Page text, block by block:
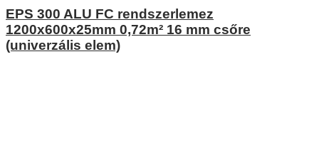
EPS 300 ALU FC rendszerlemez
1200x600x25mm 0,72m² 16 mm csőre
(univerzális elem)